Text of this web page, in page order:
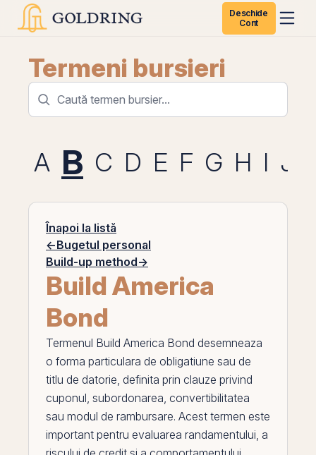
Deschide
Cont
Termeni bursieri
A B C D E F G H I J
Înapoi la listă
←Bugetul personal
Build-up method→
Build America
Bond
Termenul Build America Bond desemneaza
o forma particulara de obligatiune sau de
titlu de datorie, definita prin clauze privind
cuponul, subordonarea, convertibilitatea
sau modul de rambursare. Acest termen este
important pentru evaluarea randamentului, a